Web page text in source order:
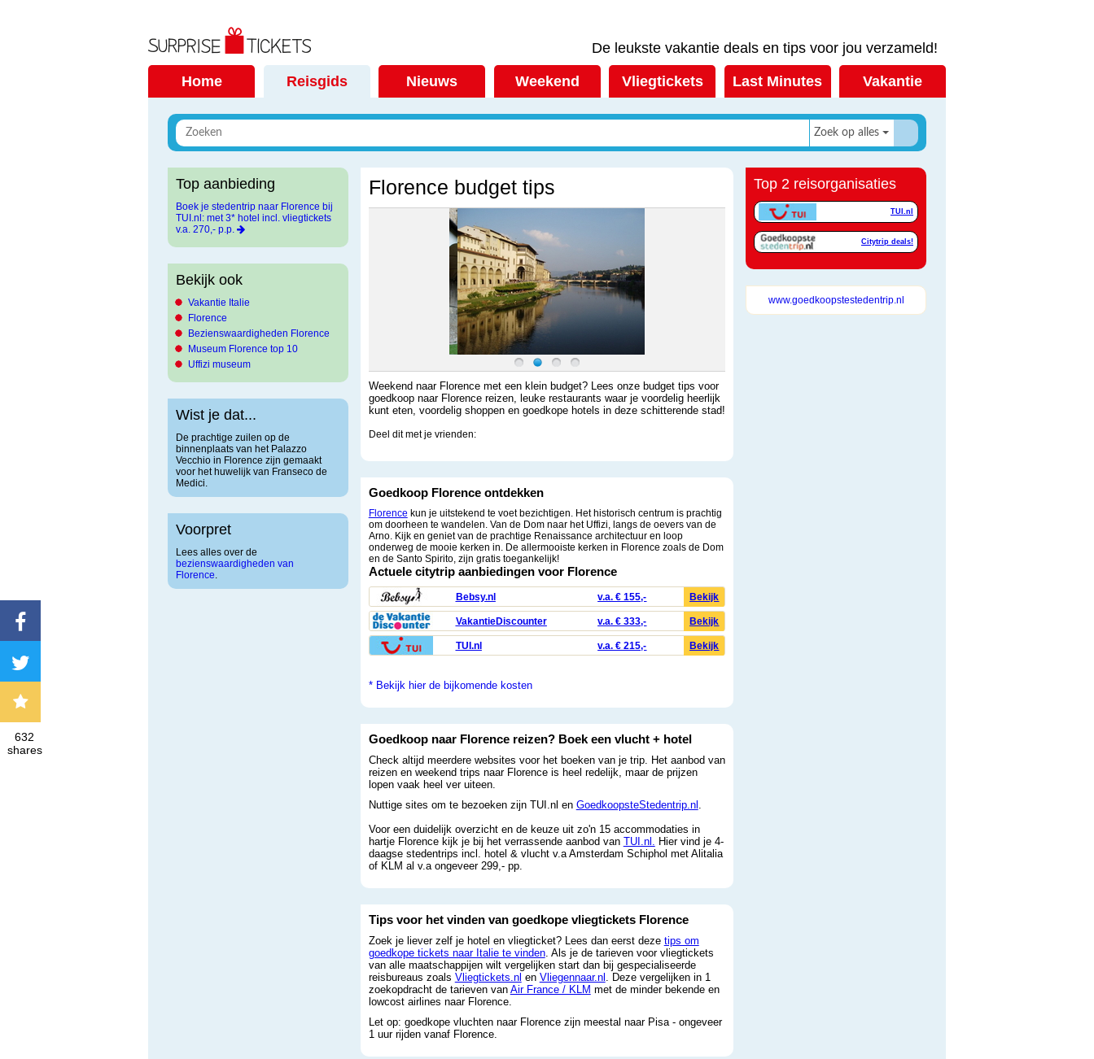
De leukste vakantie deals en tips voor jou verzameld!
Home Reisgids Nieuws Weekend Vliegtickets Last Minutes Vakantie
Zoek op alles
Top aanbieding
Boek je stedentrip naar Florence bij
TUI.nl: met 3* hotel incl. vliegtickets
v.a. 270,- p.p.
Bekijk ook
Vakantie Italie
Florence
Bezienswaardigheden Florence
Museum Florence top 10
Uffizi museum
Wist je dat...
De prachtige zuilen op de
binnenplaats van het Palazzo
Vecchio in Florence zijn gemaakt
voor het huwelijk van Franseco de
Medici.
Voorpret
Lees alles over de
bezienswaardigheden van
Florence.
Florence budget tips
Weekend naar Florence met een klein budget? Lees onze budget tips voor
goedkoop naar Florence reizen, leuke restaurants waar je voordelig heerlijk
kunt eten, voordelig shoppen en goedkope hotels in deze schitterende stad!
Deel dit met je vrienden:
Goedkoop Florence ontdekken
Florence kun je uitstekend te voet bezichtigen. Het historisch centrum is prachtig
om doorheen te wandelen. Van de Dom naar het Uffizi, langs de oevers van de
Arno. Kijk en geniet van de prachtige Renaissance architectuur en loop
onderweg de mooie kerken in. De allermooiste kerken in Florence zoals de Dom
en de Santo Spirito, zijn gratis toegankelijk!
Actuele citytrip aanbiedingen voor Florence
Bebsy.nl v.a. € 155,- Bekijk
VakantieDiscounter v.a. € 333,- Bekijk
TUI.nl v.a. € 215,- Bekijk
* Bekijk hier de bijkomende kosten
Goedkoop naar Florence reizen? Boek een vlucht + hotel
Check altijd meerdere websites voor het boeken van je trip. Het aanbod van
reizen en weekend trips naar Florence is heel redelijk, maar de prijzen
lopen vaak heel ver uiteen.
Nuttige sites om te bezoeken zijn TUI.nl en GoedkoopsteStedentrip.nl .
Voor een duidelijk overzicht en de keuze uit zo'n 15 accommodaties in
hartje Florence kijk je bij het verrassende aanbod van TUI.nl. Hier vind je 4-
daagse stedentrips incl. hotel & vlucht v.a Amsterdam Schiphol met Alitalia
of KLM al v.a ongeveer 299,- pp.
Tips voor het vinden van goedkope vliegtickets Florence
Zoek je liever zelf je hotel en vliegticket? Lees dan eerst deze tips om
goedkope tickets naar Italie te vinden. Als je de tarieven voor vliegtickets
van alle maatschappijen wilt vergelijken start dan bij gespecialiseerde
reisbureaus zoals Vliegtickets.nl en Vliegennaar.nl . Deze vergelijken in 1
zoekopdracht de tarieven van Air France / KLM met de minder bekende en
lowcost airlines naar Florence.
Let op: goedkope vluchten naar Florence zijn meestal naar Pisa - ongeveer
1 uur rijden vanaf Florence.
Top 2 reisorganisaties
TUI.nl
Citytrip deals!
www.goedkoopstestedentrip.nl
632
shares